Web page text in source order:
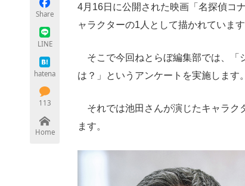
Share
LINE
hatena
113
Home
4月16日に公開された映画「名探偵コ
ャラクターの1人として描かれています
そこで今回ねとらぼ編集部では、「
は？」というアンケートを実施します
それでは池田さんが演じたキャラク
ます。